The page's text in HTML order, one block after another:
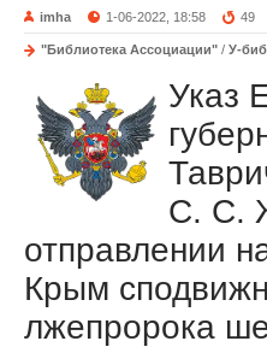
imha 1-06-2022, 18:58 49
"Библиотека Ассоциации" / У-
Указ
С. С.
отправлении
Крым
лжепророка